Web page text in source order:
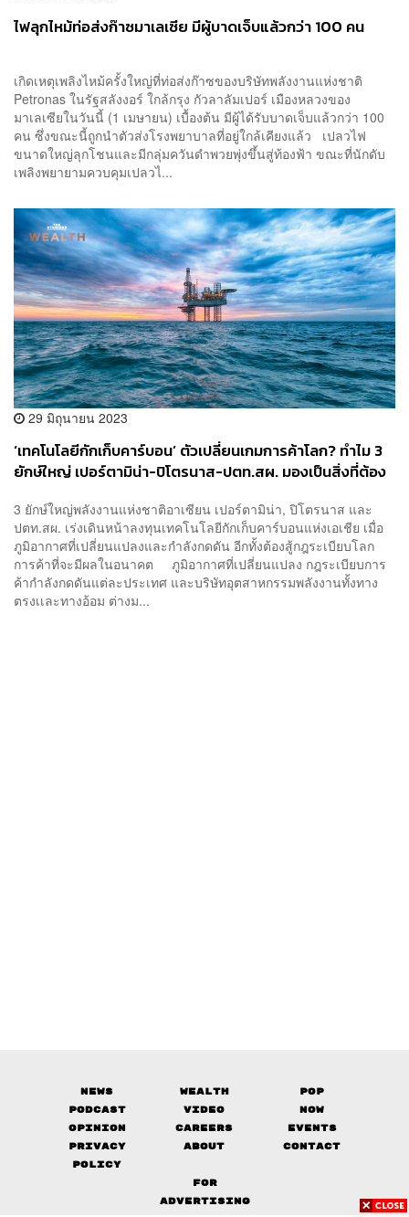
ไฟลุกไหม้ท่อส่งก๊าซมาเลเซีย มีผู้บาดเจ็บแล้วกว่า 100 คน
เกิดเหตุเพลิงไหม้ครั้งใหญ่ที่ท่อส่งก๊าซของบริษัทพลังงานแห่งชาติ
Petronas ในรัฐสลังงอร์ ใกล้กรุง กัวลาลัมเปอร์ เมืองหลวงของ
มาเลเซียในวันนี้ (1 เมษายน) เบื้องต้น มีผู้ได้รับบาดเจ็บแล้วกว่า 100
คน ซึ่งขณะนี้ถูกนำตัวส่งโรงพยาบาลที่อยู่ใกล้เคียงแล้ว เปลวไฟ
ขนาดใหญ่ลุกโชนและมีกลุ่มควันดำพวยพุ่งขึ้นสู่ท้องฟ้า ขณะที่นักดับ
เพลิงพยายามควบคุมเปลวไ...
29 มิถุนายน 2023
‘เทคโนโลยีกักเก็บคาร์บอน’ ตัวเปลี่ยนเกมการค้าโลก? ทำไม 3
ยักษ์ใหญ่ เปอร์ตามิน่า-ปิโตรนาส-ปตท.สผ. มองเป็นสิ่งที่ต้อง
3 ยักษ์ใหญ่พลังงานแห่งชาติอาเซียน เปอร์ตามิน่า, ปิโตรนาส และ
ปตท.สผ. เร่งเดินหน้าลงทุนเทคโนโลยีกักเก็บคาร์บอนแห่งเอเชีย เมื่อ
ภูมิอากาศที่เปลี่ยนแปลงและกำลังกดดัน อีกทั้งต้องสู้กฎระเบียบโลก
การค้าที่จะมีผลในอนาคต ภูมิอากาศที่เปลี่ยนแปลง กฎระเบียบการ
ค้ากำลังกดดันแต่ละประเทศ และบริษัทอุตสาหกรรมพลังงานทั้งทาง
ตรงเเละทางอ้อม ต่างม...
News Wealth
Pop
Podcast
Video
Now
Opinion
Careers
Events
Privacy
Policy
About Contact
FOR
ADVERTISING